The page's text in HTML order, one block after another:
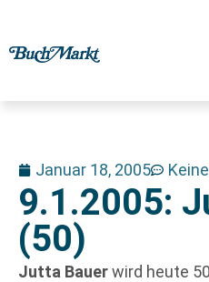
Januar 18, 2005
9.1.2005:
(50)
Jutta Bauerwird heute